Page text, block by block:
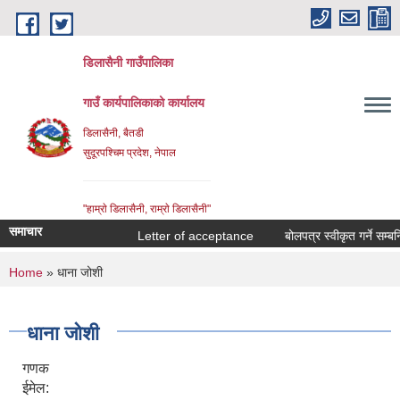
Skip to main content
डिलासैनी गाउँपालिका
गाउँ कार्यपालिकाको कार्यालय
डिलासैनी, बैतडी
सुदूरपश्चिम प्रदेश, नेपाल
"हाम्राे डिलासैनी, राम्राे डिलासैनी"
समाचार Letter of acceptance बोलपत्र स्वीकृत गर्ने
You are here
Home » धाना जोशी
धाना जोशी
गणक
ईमेल: